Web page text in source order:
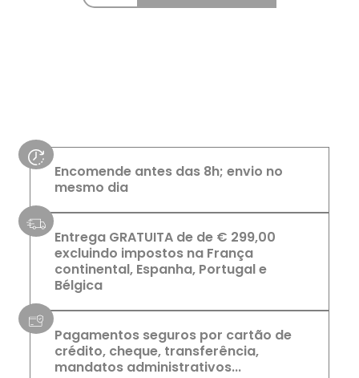
Encomende antes das 8h; envio no
mesmo dia
Entrega GRATUITA de de € 299,00
excluindo impostos na França
continental, Espanha, Portugal e
Bélgica
Pagamentos seguros por cartão de
crédito, cheque, transferência,
mandatos administrativos...